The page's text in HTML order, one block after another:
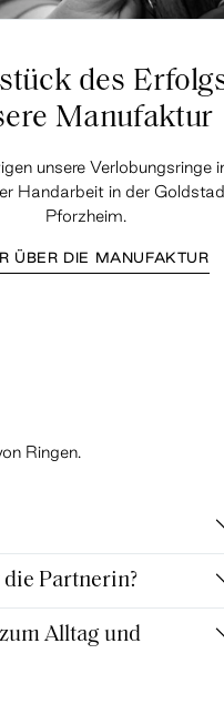
des
Manufaktur
unsere Verlobungsringe
Handarbeit in der
Pforzheim.
ÜBER DIE MANUFAKTUR
Ringen.
Partnerin?
Alltag und